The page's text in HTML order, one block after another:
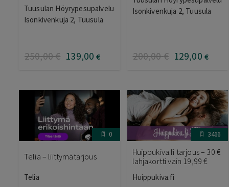
tuotteesta:
5.00/ 5
Tuusulan Höyrypesupalvelu
Isonkivenkuja 2, Tuusula
250,00€ 139,00 €
Isonkivenkuja 2, Tuusula
200,00€ 129,00 €
0
Telia – liittymätarjous
Telia
3466
Huippukiva.fi tarjous – 30 €
lahjakortti vain 19,99 €
Huippukiva.fi